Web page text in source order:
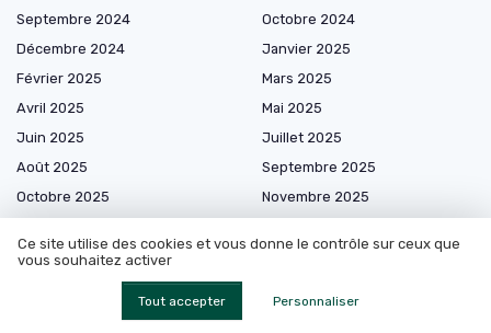
Septembre 2024
Octobre 2024
Décembre 2024
Janvier 2025
Février 2025
Mars 2025
Avril 2025
Mai 2025
Juin 2025
Juillet 2025
Août 2025
Septembre 2025
Octobre 2025
Novembre 2025
Février 2026
Ce site utilise des cookies et vous donne le contrôle sur ceux que
vous souhaitez activer
Tout accepter Personnaliser